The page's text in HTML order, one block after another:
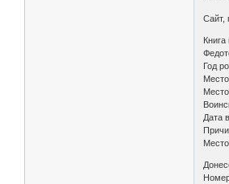
Сайт,
Год
Дата